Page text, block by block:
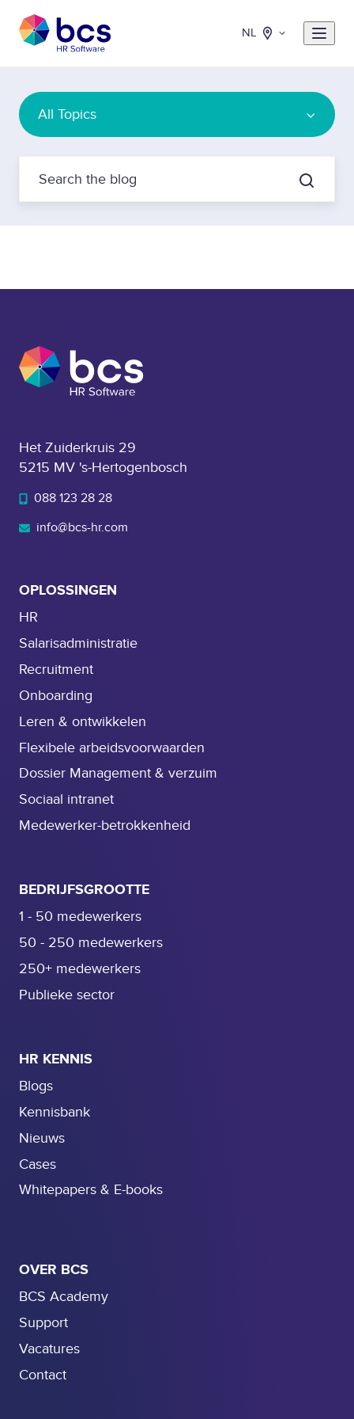
NL
All Topics
Het Zuiderkruis 29
5215 MV 's-Hertogenbosch
088 123 28 28
info@bcs-hr.com
OPLOSSINGEN
HR
Salarisadministratie
Recruitment
Onboarding
Leren & ontwikkelen
Flexibele arbeidsvoorwaarden
Dossier Management & verzuim
Sociaal intranet
Medewerker-betrokkenheid
BEDRIJFSGROOTTE
1 - 50 medewerkers
50 - 250 medewerkers
250+ medewerkers
Publieke sector
HR KENNIS
Blogs
Kennisbank
Nieuws
Cases
Whitepapers & E-books
OVER BCS
BCS Academy
Support
Vacatures
Contact